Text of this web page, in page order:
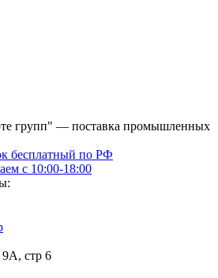
групп" — поставка промышленных
бесплатный по РФ
с 10:00-18:00
стр 6